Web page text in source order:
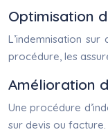
Optimisation
L’indemnisation
procédure, les
Amélioration
Une procédure
sur devis ou